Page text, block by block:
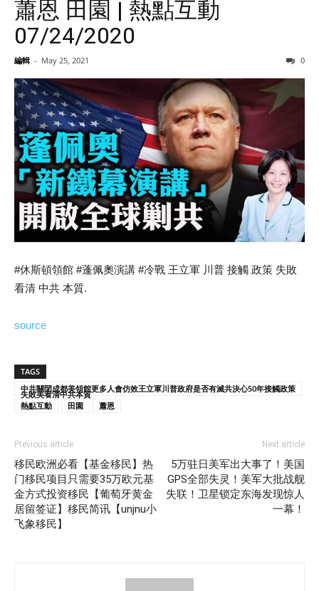
蕭恩 田園 | 熱點互動
07/24/2020
編輯 - May 25, 2021 0
#休斯頓領館 #蓬佩奧演講 #冷戰 王立軍 川普 接觸 政策 失敗
看清 中共 本質.
source
TAGS
中共關閉成都美領館更多人會仿效王立軍川普政府是否有滅共決心50年接觸政策
失敗美看清中共本質
熱點互動
田園 蕭恩
Previous article
移民欧洲必看【基金移民】热
门移民项目只需要35万欧元基
金方式投资移民【葡萄牙黄金
居留签证】移民简讯【unjnu小
飞象移民】
Next article
5万驻日美军出大事了！美国
GPS全部失灵！美军大批战舰
失联！卫星锁定东海发现惊人
一幕！